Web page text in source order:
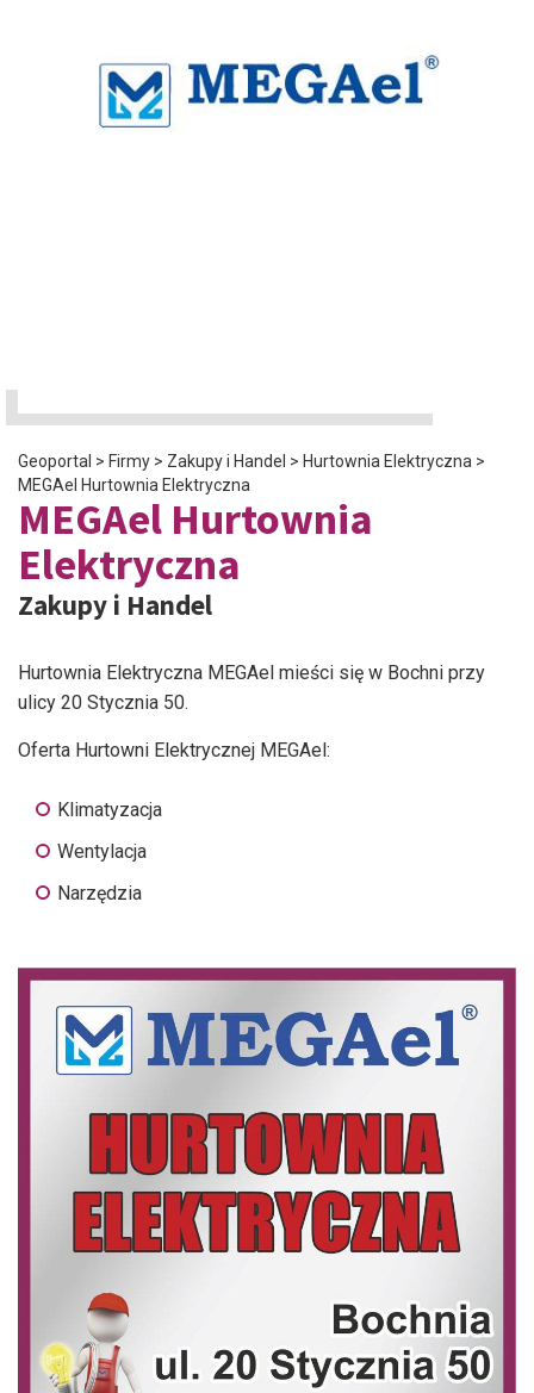
Geoportal > Firmy > Zakupy i Handel > Hurtownia Elektryczna >
MEGAel Hurtownia Elektryczna
MEGAel Hurtownia
Elektryczna
Zakupy i Handel
Hurtownia Elektryczna MEGAel mieści się w Bochni przy
ulicy 20 Stycznia 50.
Oferta Hurtowni Elektrycznej MEGAel:
Klimatyzacja
Wentylacja
Narzędzia